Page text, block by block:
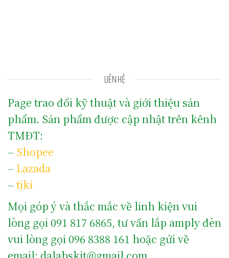
LIÊN HỆ
Page trao đổi kỹ thuật và giới thiệu sản
phẩm. Sản phẩm được cập nhật trên kênh
TMĐT:
– Shopee
– Lazada
– tiki
Mọi góp ý và thắc mắc về linh kiện vui
lòng gọi 091 817 6865, tư vấn lắp amply đèn
vui lòng gọi 096 8388 161 hoặc gửi về